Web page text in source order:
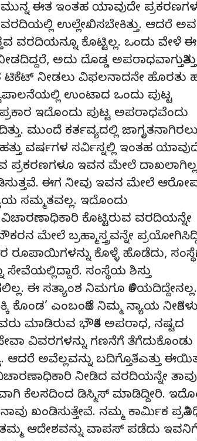
ಈತ ಇಂತಹ ಯಾವುದೇ
ಉಲ್ಲೇಖಿಸಬೇಕಿತ್ತು. ಆದರೆ
ವರದಿಯನ್ನೂ ಕೊಟ್ಟಿಲ್ಲ. ಒಂದು ವೇಳೆ
ಅದು ದೊಡ್ಡ
ನೀಡಲು ವಿಫಲನಾದನೇ ಹೊರತು
ಉಂಟಾದ ಒಂದು ಪುಟ್ಟ
ಇದೊಂದು ಪುಟ್ಟ ಅಪರಾಧವೆಂದು
ಮುಂದೆ ಕರ್ತವ್ಯದಲ್ಲಿ ಜಾಗೃತನಾಗಿರಲು
ವರ್ಷಗಳ ಸರ್ವಿಸ್ನಲ್ಲಿ ಇಂತಹ
ಪ್ರಕರಣಗಳೂ ಇವನ ಮೇಲೆ
ಈಗ ನೀವು ಇವನ ಮೇಲೆ
ಸಮ್ಮತವಲ್ಲ. ಇದೊಂದು
ಕೊಟ್ಟಿರುವ ವರದಿಯನ್ನೇ
ಮೇಲೆ ಬ್ರಹ್ಮಾಸ್ತ್ರವನ್ನೇ
ರೂಪಾಯಿಗಳನ್ನು ಕೊಳ್ಳೆ ಹೊಡೆದು,
ಸಂಸ್ಥೆಯ ಶಿಸ್ತು
ಈ ಸತ್ಯಾಂಶ ನಿಮಗೂ ತಿಳಿಯದಿದ್ದೇನಲ್ಲ.
ಕೊಂಡ’ ಎಂಬಂತಿದೆ ನಿಮ್ಮ ನ್ಯಾಯ
ಮಾಡಿರುವ ಭೌತಿಕ ಅಪರಾಧ, ನಷ್ಟದ
ವಿವರಗಳನ್ನು ಗಣನೆಗೆ ತೆಗೆದುಕೊಂಡು
ಅವೆಲ್ಲವನ್ನು ಬದಿಗೊತ್ತಿ ‘ಎತ್ತು
ನೀಡಿದ ವರದಿಯನ್ನೇ ತಾವು
ಕೆಲಸದಿಂದ ಡಿಸ್ಮಿಸ್ ಮಾಡಿದ್ದೀರಿ.
ಖಂಡಿಸುತ್ತೇವೆ. ನಮ್ಮ ಕಾರ್ಮಿಕ
ಆದೇಶವನ್ನು ವಾಪಸ್ ಪಡೆದು